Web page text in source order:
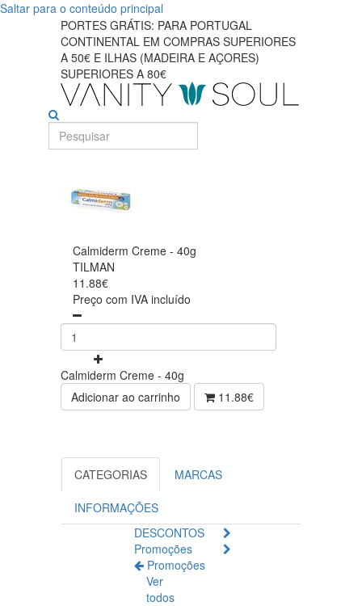
Saltar para o conteúdo principal
PORTES GRÁTIS: PARA PORTUGAL
CONTINENTAL EM COMPRAS SUPERIORES
A 50€ E ILHAS (MADEIRA E AÇORES)
SUPERIORES A 80€
Calmiderm Creme - 40g
TILMAN
11.88€
Preço com IVA incluído
Calmiderm Creme - 40g
Adicionar ao carrinho
11.88€
CATEGORIAS MARCAS
INFORMAÇÕES
DESCONTOS
Promoções
Promoções
Ver
todos